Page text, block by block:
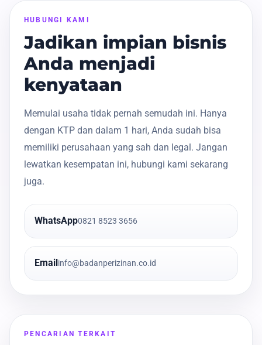
HUBUNGI KAMI
Jadikan impian bisnis
Anda menjadi
kenyataan
Memulai usaha tidak pernah semudah ini. Hanya
dengan KTP dan dalam 1 hari, Anda sudah bisa
memiliki perusahaan yang sah dan legal. Jangan
lewatkan kesempatan ini, hubungi kami sekarang
juga.
WhatsApp0821 8523 3656
Email info@badanperizinan.co.id
PENCARIAN TERKAIT